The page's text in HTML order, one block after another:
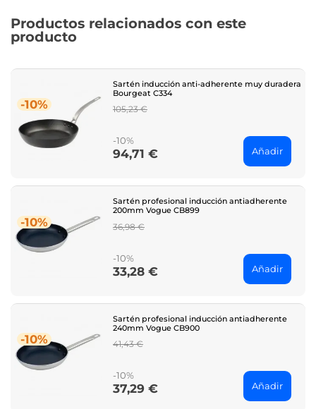
Productos relacionados con este
producto
-10%
Sartén inducción anti-adherente muy duradera
Bourgeat C334
Regular
105,23 €
-10%
Price
94,71 € Añadir
-10%
Sartén profesional inducción antiadherente
200mm Vogue CB899
Regular
36,98 €
-10%
Price
33,28 € Añadir
-10%
Sartén profesional inducción antiadherente
240mm Vogue CB900
Regular
41,43 €
-10%
Price
37,29 € Añadir